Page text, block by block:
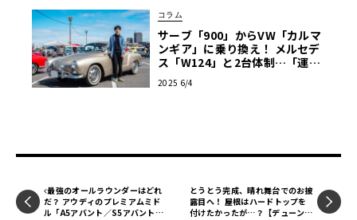
コラム
サーブ「900」からVW「カルマ
ンギア」に乗り換え！ メルセデ
ス「W124」と2台体制…「運転
【愛車群像】
2025 6/4
最強のオールラウンダーはどれ
だ？ アウディのプレミアムミド
ル「A5アバント／S5アバント／
とうとう完成、晴れ舞台でのお披
露目へ！ 屋根はハードトップを
付けたかったが…？【デューンバ